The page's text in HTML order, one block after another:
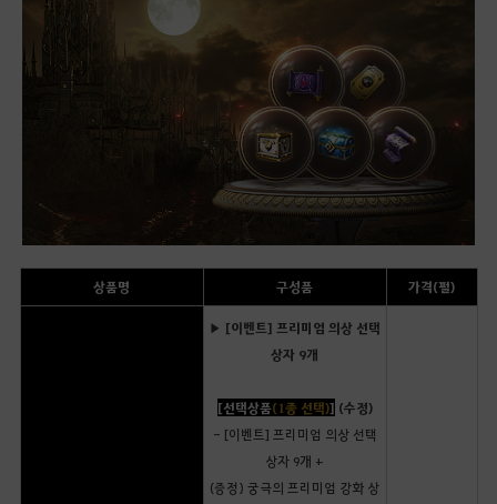
상품명 구성품 가격(펄)
▶ [이벤트] 프리미엄 의상 선택
상자 9개
[선택상품(1종 선택)] (수정)
- [이벤트] 프리미엄 의상 선택
상자 9개 +
(증정) 궁극의 프리미엄 강화 상